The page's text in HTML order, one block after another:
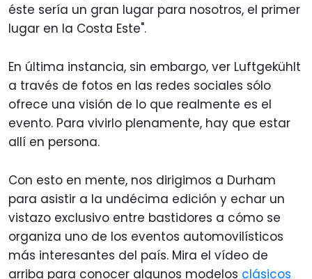
éste sería un gran lugar para nosotros, el primer
lugar en la Costa Este".
En última instancia, sin embargo, ver Luftgekühlt
a través de fotos en las redes sociales sólo
ofrece una visión de lo que realmente es el
evento. Para vivirlo plenamente, hay que estar
allí en persona.
Con esto en mente, nos dirigimos a Durham
para asistir a la undécima edición y echar un
vistazo exclusivo entre bastidores a cómo se
organiza uno de los eventos automovilísticos
más interesantes del país. Mira el vídeo de
arriba para conocer algunos modelos clásicos